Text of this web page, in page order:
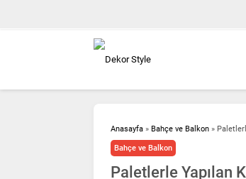
Anasayfa » Bahçe ve Balkon »
Bahçe ve Balkon
Paletlerle Yapılan